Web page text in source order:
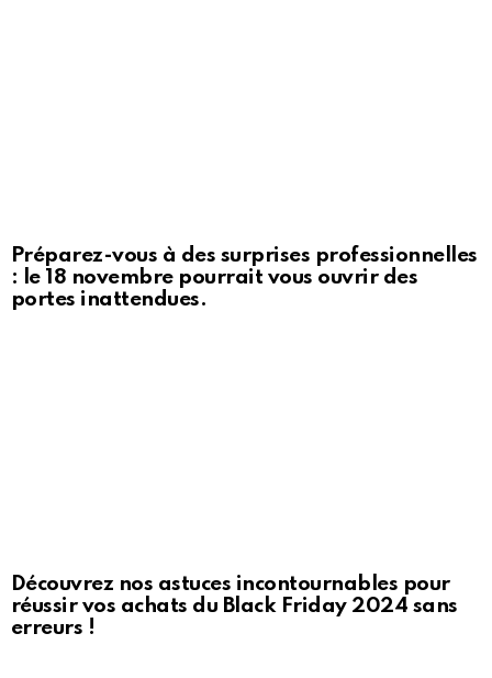
Préparez-vous à des surprises professionnelles
: le 18 novembre pourrait vous ouvrir des
portes inattendues.
Découvrez nos astuces incontournables pour
réussir vos achats du Black Friday 2024 sans
erreurs !